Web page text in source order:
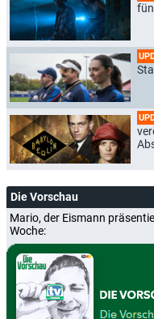
Die Vorschau
Mario, der Eismann
Woche: